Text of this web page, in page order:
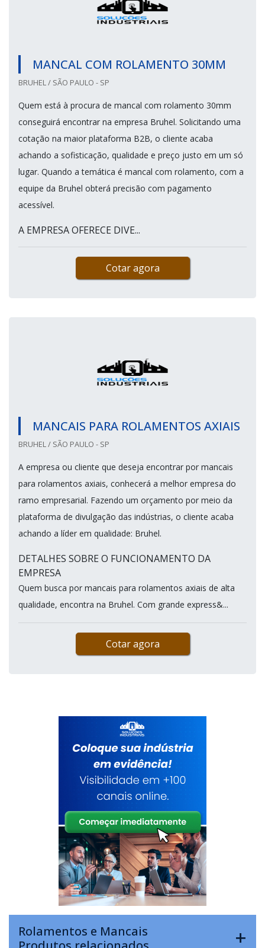
MANCAL COM ROLAMENTO 30MM
BRUHEL / SÃO PAULO - SP
Quem está à procura de mancal com rolamento 30mm
conseguirá encontrar na empresa Bruhel. Solicitando uma
cotação na maior plataforma B2B, o cliente acaba
achando a sofisticação, qualidade e preço justo em um só
lugar. Quando a temática é mancal com rolamento, com a
equipe da Bruhel obterá precisão com pagamento
acessível.
A EMPRESA OFERECE DIVE...
Cotar agora
MANCAIS PARA ROLAMENTOS AXIAIS
BRUHEL / SÃO PAULO - SP
A empresa ou cliente que deseja encontrar por mancais
para rolamentos axiais, conhecerá a melhor empresa do
ramo empresarial. Fazendo um orçamento por meio da
plataforma de divulgação das indústrias, o cliente acaba
achando a líder em qualidade: Bruhel.
DETALHES SOBRE O FUNCIONAMENTO DA
EMPRESA
Quem busca por mancais para rolamentos axiais de alta
qualidade, encontra na Bruhel. Com grande express&...
Cotar agora
Rolamentos e Mancais